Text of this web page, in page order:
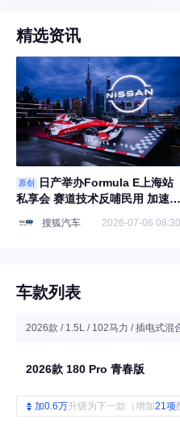
精选资讯
原创
日产举办Formula E上海站
私享会 赛道技术反哺民用 加速国
搜狐汽车 2026-07-06 08:30
车款列表
2026款 / 1.5L / 102马力 / 插电式混
2026款 180 Pro 青春版
加0.6万升级为下一款（增加21项